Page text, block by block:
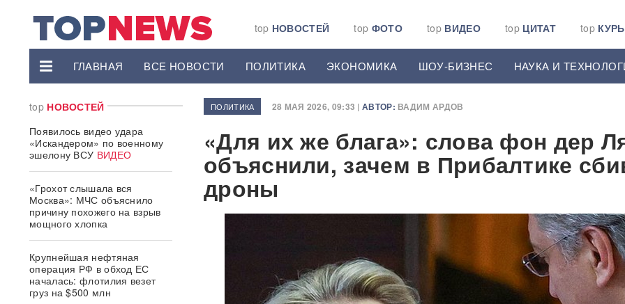
top НОВОСТЕЙ top ФОТО top ВИДЕО top ЦИТАТ top
ГЛАВНАЯ ВСЕ НОВОСТИ ПОЛИТИКА ЭКОНОМИКА ШОУ-БИЗНЕС НАУКА И
top НОВОСТЕЙ
Появилось видео удара
«Искандером» по военному
эшелону ВСУ ВИДЕО
«Грохот слышала вся
Москва»: МЧС объяснило
причину похожего на взрыв
мощного хлопка
Крупнейшая нефтяная
операция РФ в обход ЕС
началась: флотилия везет
груз на $500 млн
ПОЛИТИКА 28 МАЯ 2026, 09:33 | АВТОР: ВАДИМ АРДОВ
«Для их же блага»: слова фон дер
объяснили, зачем в Прибалтике
дроны